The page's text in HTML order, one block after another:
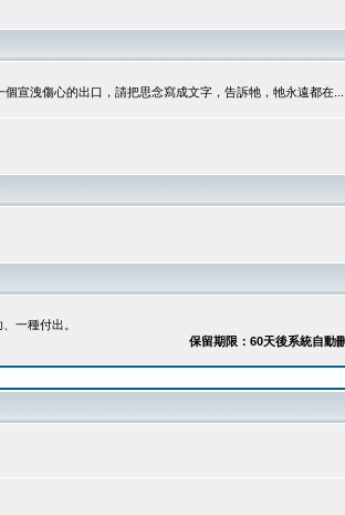
宣洩傷心的出口，請把思念寫成文字，告訴牠，牠永遠都在.....
一種付出。
保留期限：60天後系統自動刪除